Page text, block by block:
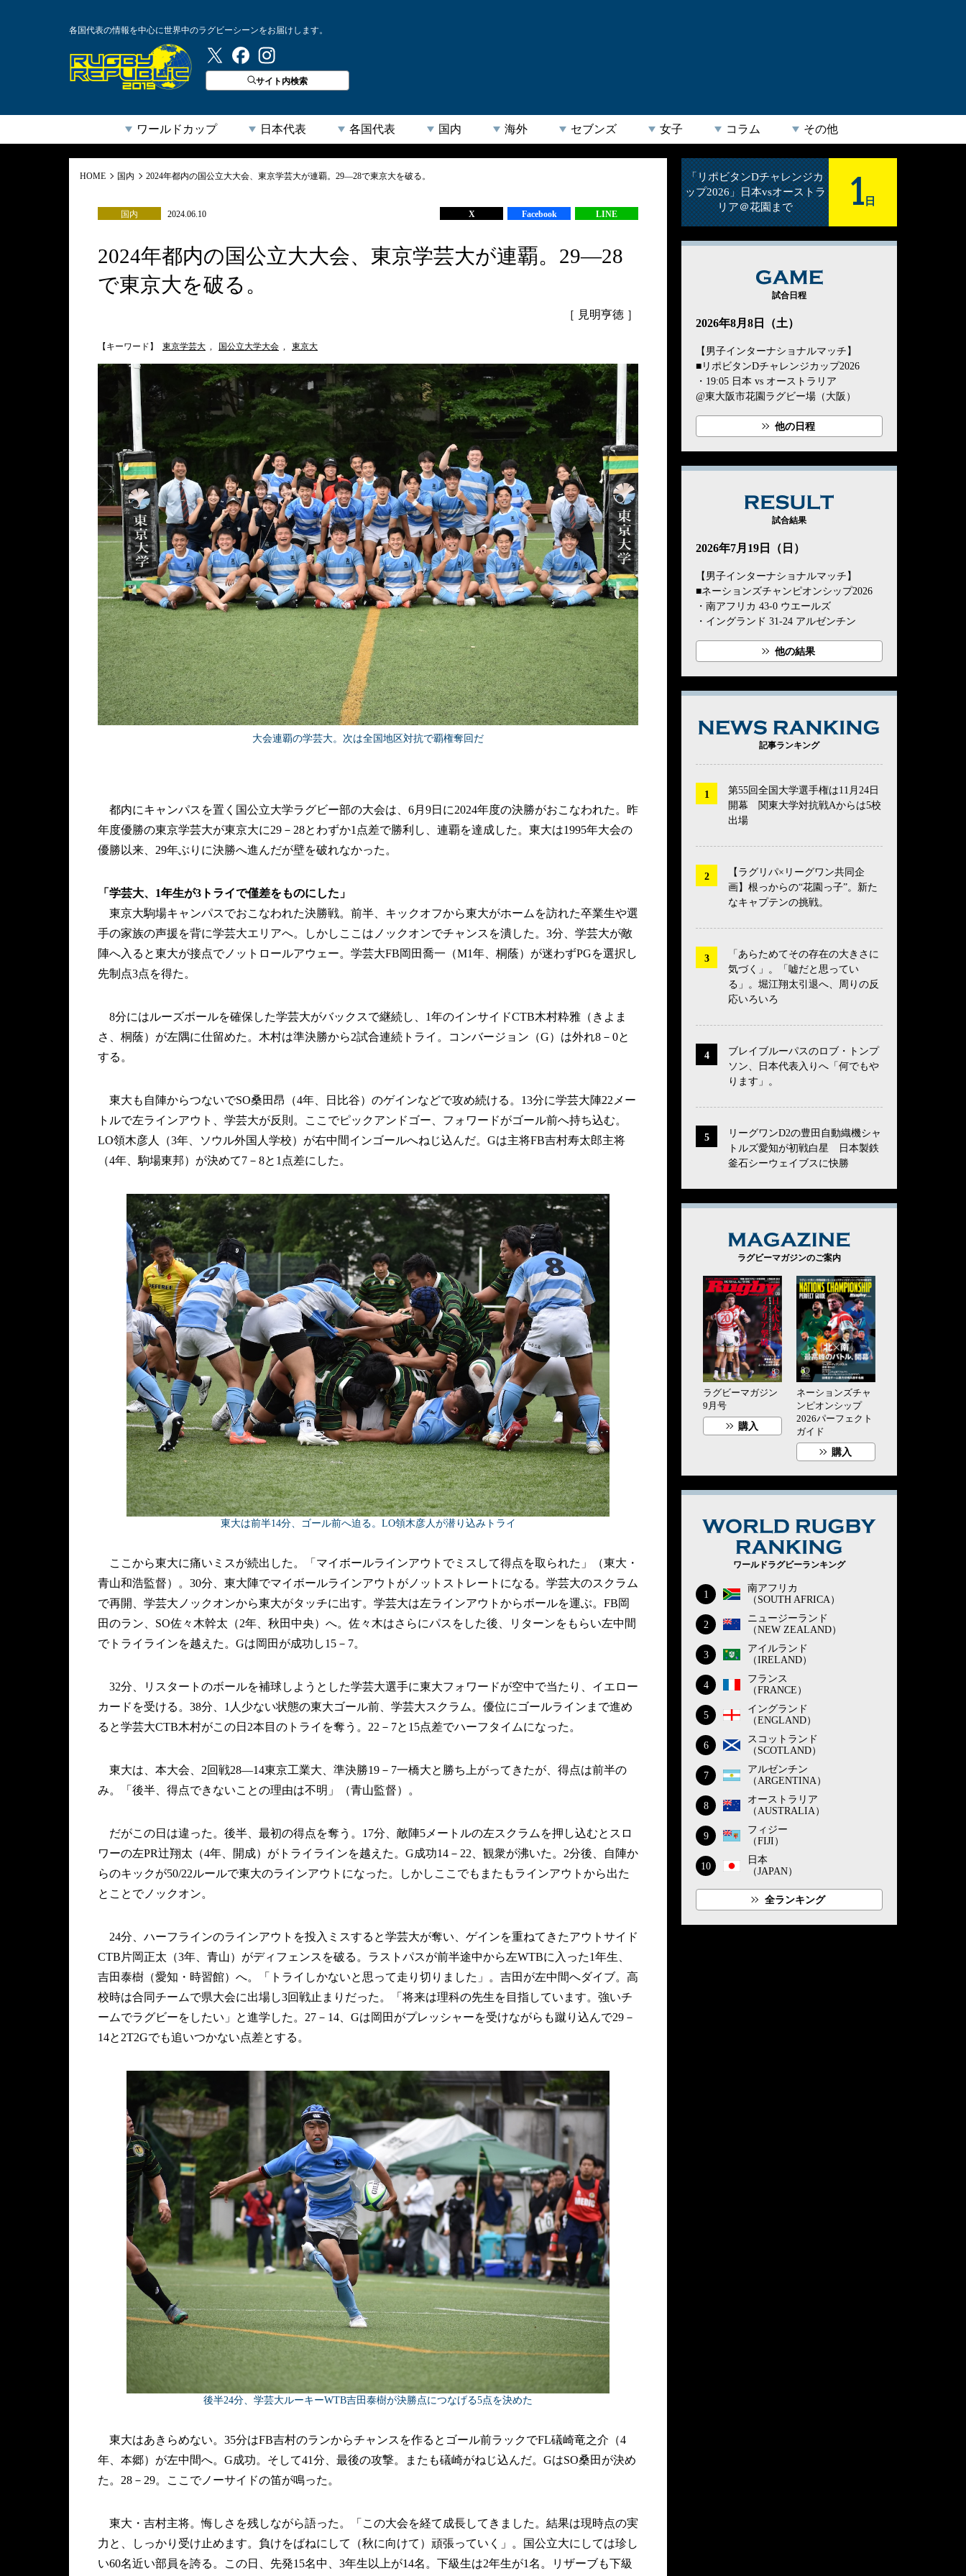
各国代表の情報を中心に世界中のラグビーシーンをお届けします。
ラグビーリパブリック
サイト内検索
ワールドカップ 日本代表 各国代表 国内 海外 セブンズ 女子 コラム その他
HOME 国内 2024年都内の国公立大大会、東京学芸大が連覇。29―28で東京大を破る。
国内 2024.06.10 X Facebook LINE
2024年都内の国公立大大会、東京学芸大が連覇。29―28
で東京大を破る。
［ 見明亨徳 ］
【キーワード】 東京学芸大 , 国公立大学大会 , 東京大
大会連覇の学芸大。次は全国地区対抗で覇権奪回だ
都内にキャンパスを置く国公立大学ラグビー部の大会は、6月9日に2024年度の決勝がおこなわれた。昨
年度優勝の東京学芸大が東京大に29－28とわずか1点差で勝利し、連覇を達成した。東大は1995年大会の
優勝以来、29年ぶりに決勝へ進んだが壁を破れなかった。
「学芸大、1年生が3トライで僅差をものにした」
東京大駒場キャンパスでおこなわれた決勝戦。前半、キックオフから東大がホームを訪れた卒業生や選
手の家族の声援を背に学芸大エリアへ。しかしここはノックオンでチャンスを潰した。3分、学芸大が敵
陣へ入ると東大が接点でノットロールアウェー。学芸大FB岡田喬一（M1年、桐蔭）が迷わずPGを選択し
先制点3点を得た。
8分にはルーズボールを確保した学芸大がバックスで継続し、1年のインサイドCTB木村粋雅（きよま
さ、桐蔭）が左隅に仕留めた。木村は準決勝から2試合連続トライ。コンバージョン（G）は外れ8－0と
する。
東大も自陣からつないでSO桑田昂（4年、日比谷）のゲインなどで攻め続ける。13分に学芸大陣22メー
トルで左ラインアウト、学芸大が反則。ここでピックアンドゴー、フォワードがゴール前へ持ち込む。
LO領木彦人（3年、ソウル外国人学校）が右中間インゴールへねじ込んだ。Gは主将FB吉村寿太郎主将
（4年、駒場東邦）が決めて7－8と1点差にした。
東大は前半14分、ゴール前へ迫る。LO領木彦人が潜り込みトライ
ここから東大に痛いミスが続出した。「マイボールラインアウトでミスして得点を取られた」（東大・
青山和浩監督）。30分、東大陣でマイボールラインアウトがノットストレートになる。学芸大のスクラム
で再開、学芸大ノックオンから東大がタッチに出す。学芸大は左ラインアウトからボールを運ぶ。FB岡
田のラン、SO佐々木幹太（2年、秋田中央）へ。佐々木はさらにパスをした後、リターンをもらい左中間
でトライラインを越えた。Gは岡田が成功し15－7。
32分、リスタートのボールを補球しようとした学芸大選手に東大フォワードが空中で当たり、イエロー
カードを受ける。38分、1人少ない状態の東大ゴール前、学芸大スクラム。優位にゴールラインまで進め
ると学芸大CTB木村がこの日2本目のトライを奪う。22－7と15点差でハーフタイムになった。
東大は、本大会、2回戦28―14東京工業大、準決勝19－7一橋大と勝ち上がってきたが、得点は前半の
み。「後半、得点できないことの理由は不明」（青山監督）。
だがこの日は違った。後半、最初の得点を奪う。17分、敵陣5メートルの左スクラムを押し込むとスロ
ワーの左PR辻翔太（4年、開成）がトライラインを越えた。G成功14－22、観衆が沸いた。2分後、自陣か
らのキックが50/22ルールで東大のラインアウトになった。しかしここでもまたもラインアウトから出た
とことでノックオン。
24分、ハーフラインのラインアウトを投入ミスすると学芸大が奪い、ゲインを重ねてきたアウトサイド
CTB片岡正太（3年、青山）がディフェンスを破る。ラストパスが前半途中から左WTBに入った1年生、
吉田泰樹（愛知・時習館）へ。「トライしかないと思って走り切りました」。吉田が左中間へダイブ。高
校時は合同チームで県大会に出場し3回戦止まりだった。「将来は理科の先生を目指しています。強いチ
ームでラグビーをしたい」と進学した。27－14、Gは岡田がプレッシャーを受けながらも蹴り込んで29－
14と2T2Gでも追いつかない点差とする。
後半24分、学芸大ルーキーWTB吉田泰樹が決勝点につなげる5点を決めた
東大はあきらめない。35分はFB吉村のランからチャンスを作るとゴール前ラックでFL礒崎竜之介（4
年、本郷）が左中間へ。G成功。そして41分、最後の攻撃。またも礒崎がねじ込んだ。GはSO桑田が決め
た。28－29。ここでノーサイドの笛が鳴った。
東大・吉村主将。悔しさを残しながら語った。「この大会を経て成長してきました。結果は現時点の実
力と、しっかり受け止めます。負けをばねにして（秋に向けて）頑張っていく」。国公立大にしては珍し
い60名近い部員を誇る。この日、先発15名中、3年生以上が14名。下級生は2年生が1名。リザーブも下級
「リポビタンDチャレンジカ
ップ2026」日本vsオーストラ
リア＠花園まで
1 日
GAME
試合日程
2026年8月8日（土）
【男子インターナショナルマッチ】
■リポビタンDチャレンジカップ2026
・19:05 日本 vs オーストラリア
@東大阪市花園ラグビー場（大阪）
他の日程
試合結果
2026年7月19日（日）
【男子インターナショナルマッチ】
■ネーションズチャンピオンシップ2026
・南アフリカ 43-0 ウエールズ
・イングランド 31-24 アルゼンチン
他の結果
記事ランキング
第55回全国大学選手権は11月24日
開幕 関東大学対抗戦Aからは5校
出場
【ラグリパ×リーグワン共同企
画】根っからの“花園っ子”。新た
なキャプテンの挑戦。
「あらためてその存在の大きさに
気づく」。「嘘だと思ってい
る」。堀江翔太引退へ、周りの反
応いろいろ
ブレイブルーパスのロブ・トンプ
ソン、日本代表入りへ「何でもや
ります」。
リーグワンD2の豊田自動織機シャ
トルズ愛知が初戦白星 日本製鉄
釜石シーウェイブスに快勝
ラグビーマガジンのご案内
ラグビーマガジン
9月号
購入
ネーションズチャ
ンピオンシップ
2026パーフェクト
ガイド
購入
ワールドラグビーランキング
1
南アフリカ
（SOUTH AFRICA）
2
ニュージーランド
（NEW ZEALAND）
3
アイルランド
（IRELAND）
4
フランス
（FRANCE）
5
イングランド
（ENGLAND）
6
スコットランド
（SCOTLAND）
7
アルゼンチン
（ARGENTINA）
8
オーストラリア
（AUSTRALIA）
9
フィジー
（FIJI）
10
日本
（JAPAN）
全ランキング